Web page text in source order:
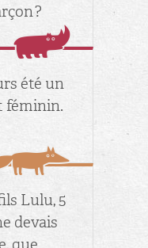
?
été un
fé­mi­nin.
Lulu, 5
de­vais